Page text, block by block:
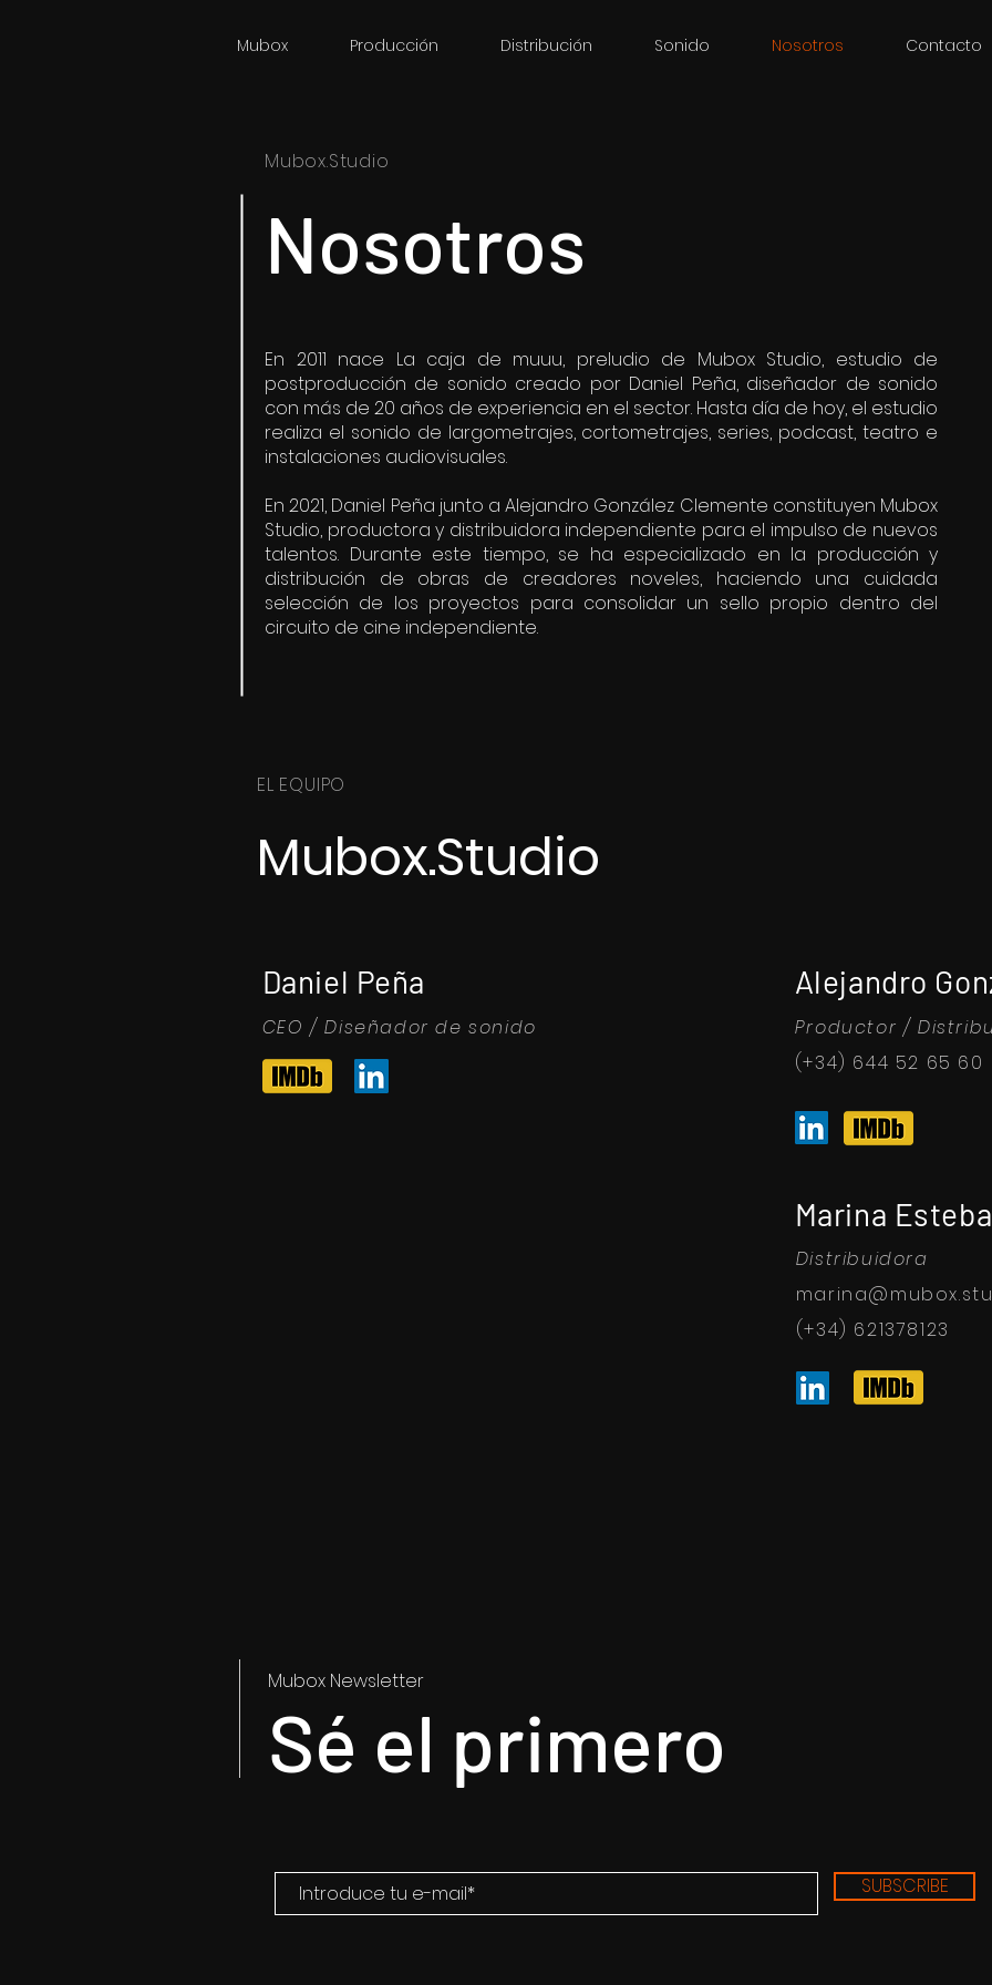
Mubox Producción Distribución Sonido Nosotros Contacto
Mubox.Studio
Nosotros
En 2011 nace La caja de muuu, preludio de Mubox Studio, estudio de
postproducción de sonido creado por Daniel Peña, diseñador de sonido
con más de 20 años de experiencia en el sector. Hasta día de hoy, el estudio
realiza el sonido de largometrajes, cortometrajes, series, podcast, teatro e
instalaciones audiovisuales.
En 2021, Daniel Peña junto a Alejandro González Clemente constituyen Mubox
Studio, productora y distribuidora independiente para el impulso de nuevos
talentos. Durante este tiempo, se ha especializado en la producción y
distribución de obras de creadores noveles, haciendo una cuidada
selección de los proyectos para consolidar un sello propio dentro del
circuito de cine independiente.
EL EQUIPO
Mubox.Studio
Daniel Peña
CEO / Diseñador de sonido
Alejandro
Productor /
(+34) 644 52 65 60
Marina
Distribuidora
(+34) 621378123
Mubox Newsletter
Sé el primero
SUBSCRIBE